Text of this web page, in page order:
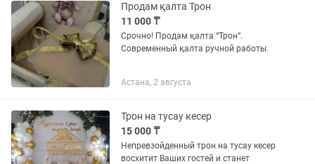
Продам қалта Трон
11 000 ₸
Срочно! Продам қалта “Трон”.
Современный қалта ручной работы.
Астана, 2 августа
Трон на тусау кесер
15 000 ₸
Непревзойденный трон на тусау кесер
восхитит Ваших гостей и станет